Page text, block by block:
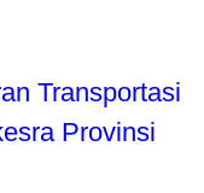
Transportasi
Provinsi